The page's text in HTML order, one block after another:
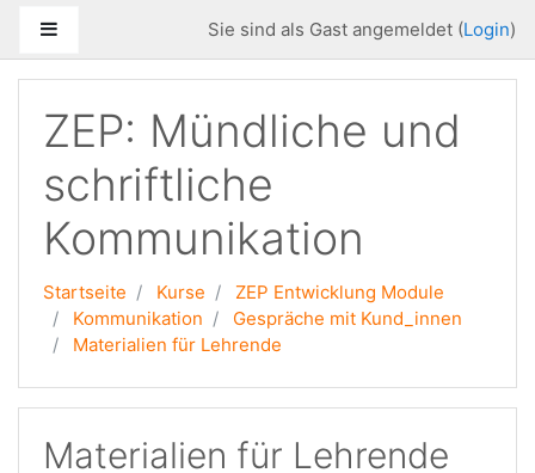
Website-ÜbersichtSie sind als Gast angemeldet (Login)
ZEP: Mündliche und
schriftliche
Kommunikation
Startseite Kurse
ZEP Entwicklung Module
Kommunikation
Gespräche mit Kund_innen
Materialien für Lehrende
Materialien für Lehrende